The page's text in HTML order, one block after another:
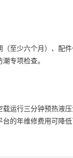
至少六个月）、配
专项检查。
运行三分钟预热液
的年维修费用可降低